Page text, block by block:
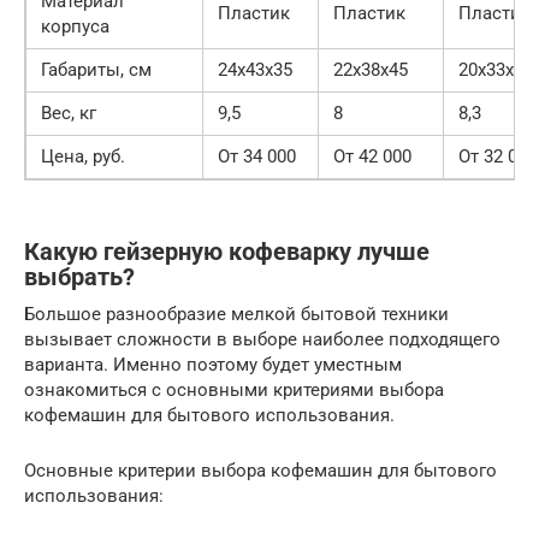
корпуса
Пластик Пластик Пластик
Габариты, см 24x43x35 22x38x45
20x33x46
Вес, кг
9,5 8
8,3
Цена, руб.
От 34 000 От 42 000 От 32 000
Какую гейзерную кофеварку лучше
выбрать?
Большое разнообразие мелкой бытовой техники
вызывает сложности в выборе наиболее подходящего
варианта. Именно поэтому будет уместным
ознакомиться с основными критериями выбора
кофемашин для бытового использования.
Основные критерии выбора кофемашин для бытового
использования: